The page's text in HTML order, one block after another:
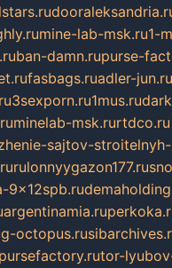
mine-lab-msk.ru1-
ban-damn.rupurse-
fasbags.ruadler-jun.ru
3sexporn.ru1mus.ru
minelab-msk.rurtdco.ru
sajtov-
rulonnyygazon177.ru
9x12spb.ru
argentinamia.ru
g-octopus.ru
pursefactory.rutor-